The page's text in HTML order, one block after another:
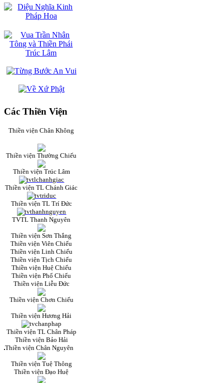
Các Thiền Viện
Thiền viện Chân Không
Thiền viện Thường Chiếu
Thiền viện Trúc Lâm
Thiền viện TL Chánh Giác
Thiền viện TL Trí Đức
TVTL Thanh Nguyên
Thiền viện Sơn Thắng
Thiền viện Viên Chiếu
Thiền viện Linh Chiếu
Thiền viện Tịch Chiếu
Thiền viện Huệ Chiếu
Thiền viện Phổ Chiếu
Thiền viện Liễu Đức
Thiền viện Chơn Chiếu
Thiền viện Hương Hải
Thiền viện TL Chân Pháp
Thiền viện Bảo Hải
Thiền viện Chân Nguyên
Thiền viện Tuệ Thông
Thiền viện Đạo Huệ